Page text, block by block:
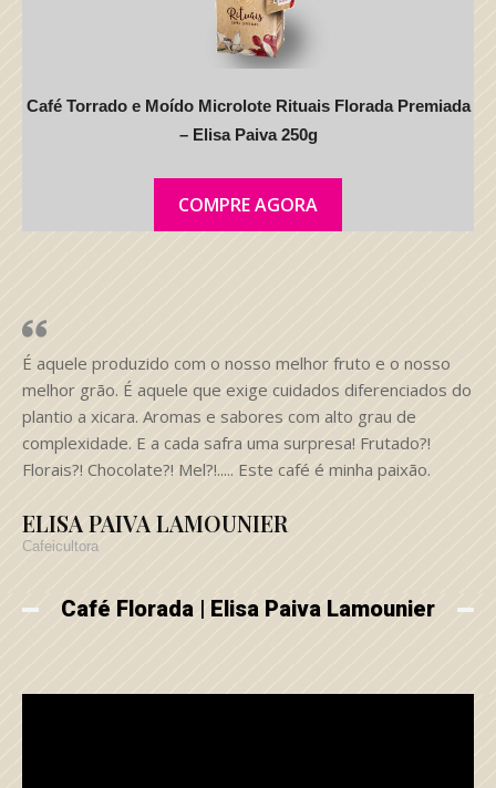
Café Torrado e Moído Microlote Rituais Florada Premiada
– Elisa Paiva 250g
COMPRE AGORA
É aquele produzido com o nosso melhor fruto e o nosso
melhor grão. É aquele que exige cuidados diferenciados do
plantio a xicara. Aromas e sabores com alto grau de
complexidade. E a cada safra uma surpresa! Frutado?!
Florais?! Chocolate?! Mel?!..... Este café é minha paixão.
ELISA PAIVA LAMOUNIER
Cafeicultora
Café Florada | Elisa Paiva Lamounier